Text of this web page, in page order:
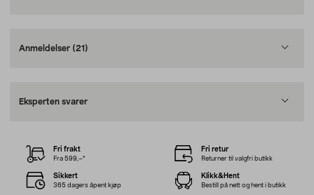
Anmeldelser (21)
Eksperten svarer
Fri frakt
Fra 599,–*
Fri retur
Returner til valgfri butikk
Sikkert
365 dagers åpent kjøp
Klikk&Hent
Bestill på nett og hent i butikk